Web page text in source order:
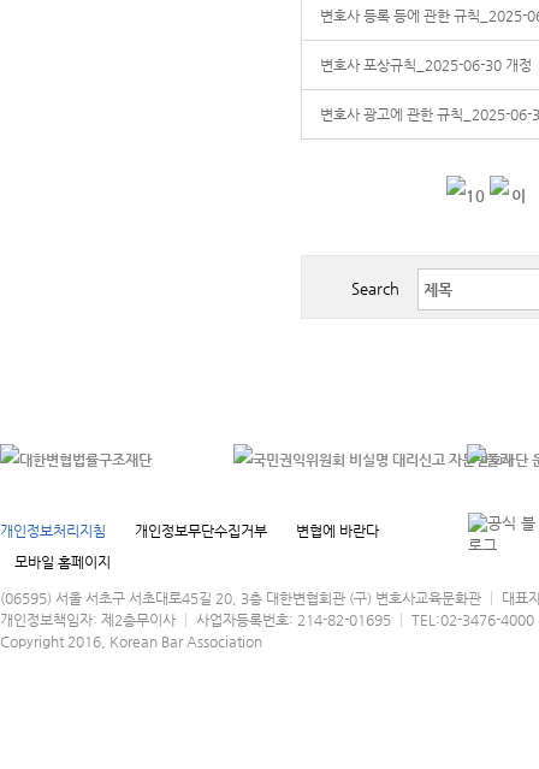
변호사 등록 등에 관한 규칙_2025-
변호사 포상규칙_2025-06-30 개정
변호사 광고에 관한 규칙_2025-06-
Search
개인정보처리지침 개인정보무단수집거부
변협에 바란다
모바일 홈페이지
(06595) 서울 서초구 서초대로45길 20, 3층 대한변협회관 (구) 변호사교육문화관 │ 대표
개인정보책임자: 제2총무이사 │ 사업자등록번호: 214-82-01695 │ TEL:02-3476-
Copyright 2016, Korean Bar Association